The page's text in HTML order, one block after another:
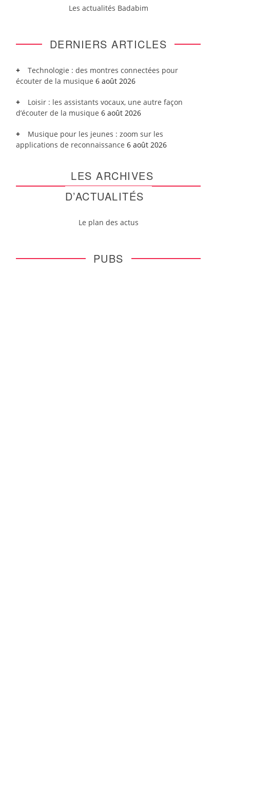
Les actualités Badabim
DERNIERS ARTICLES
Technologie : des montres connectées pour
écouter de la musique 6 août 2026
Loisir : les assistants vocaux, une autre façon
d’écouter de la musique 6 août 2026
Musique pour les jeunes : zoom sur les
applications de reconnaissance 6 août 2026
LES ARCHIVES
D’ACTUALITÉS
Le plan des actus
PUBS